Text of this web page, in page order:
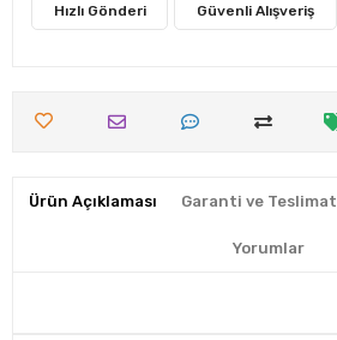
Hızlı Gönderi Güvenli Alışveriş
Ürün Açıklaması Garanti ve Teslimat
Yorumlar